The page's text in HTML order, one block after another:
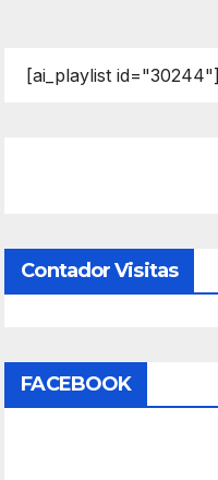
[ai_playlist id="30244"]
Contador Visitas
FACEBOOK